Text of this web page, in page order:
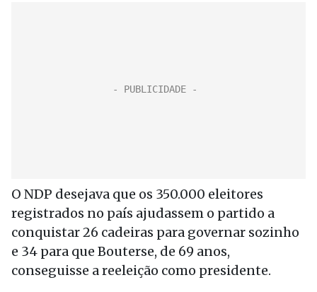
O NDP desejava que os 350.000 eleitores
registrados no país ajudassem o partido a
conquistar 26 cadeiras para governar sozinho
e 34 para que Bouterse, de 69 anos,
conseguisse a reeleição como presidente.